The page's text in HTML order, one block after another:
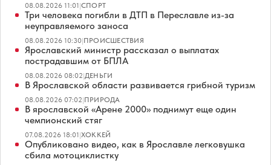
08.08.2026 11:01|СПОРТ
Три человека погибли в ДТП в Переславле из-за
неуправляемого заноса
08.08.2026 10:30|ПРОИСШЕСТВИЯ
Ярославский министр рассказал о выплатах
пострадавшим от БПЛА
08.08.2026 08:02|ДЕНЬГИ
В Ярославской области развивается грибной туризм
08.08.2026 07:02|ПРИРОДА
В ярославской «Арене 2000» поднимут еще один
чемпионский стяг
07.08.2026 18:01|ХОККЕЙ
Опубликовано видео, как в Ярославле легковушка
сбила мотоциклистку